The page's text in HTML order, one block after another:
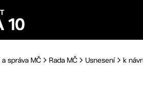
správa MČ Rada MČ Usnesení k